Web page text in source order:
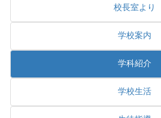
校長室より
学校案内
学科紹介
学校生活